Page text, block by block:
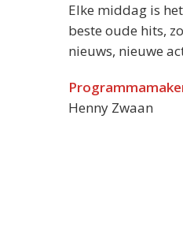
Elke middag is
beste oude hits,
nieuws, nieuwe
Henny Zwaan